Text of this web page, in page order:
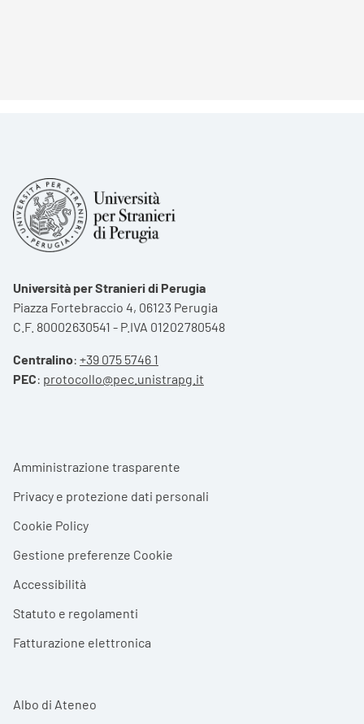
Università per Stranieri di Perugia
Piazza Fortebraccio 4, 06123 Perugia
C.F. 80002630541 - P.IVA 01202780548
Centralino: +39 075 5746 1
PEC: protocollo@pec.unistrapg.it
Footer menu
Amministrazione trasparente
Privacy e protezione dati personali
Cookie Policy
Gestione preferenze Cookie
Accessibilità
Statuto e regolamenti
Fatturazione elettronica
Albo di Ateneo